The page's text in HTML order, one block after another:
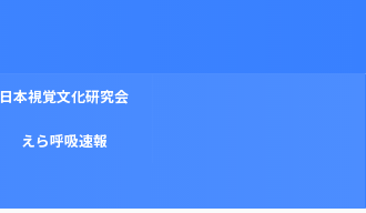
日本視覚文化研究会
えら呼吸速報